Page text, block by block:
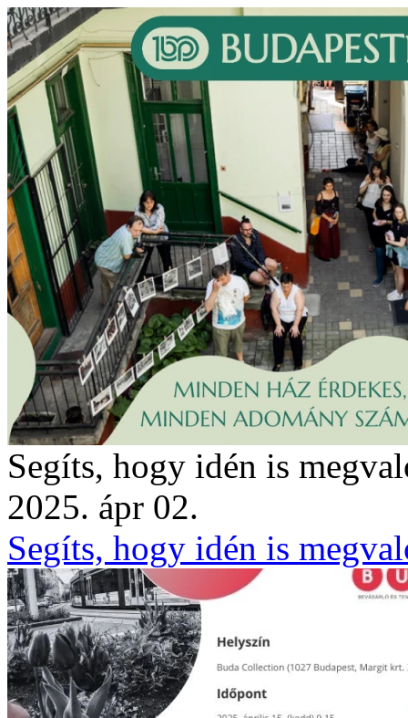
Segíts, hogy idén is
2025. ápr 02.
Segíts, hogy idén is